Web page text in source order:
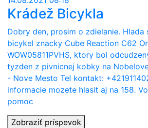
Krádež Bicykla
Dobry den, prosim o zdielanie. Hlada
bicykel znacky Cube Reaction C62
WOW05811PVHS, ktory bol
tyzden z pivnicnej kobky na
- Nove Mesto Tel kontakt:
informacie mozete hlasit aj na 158.
pomoc
Zobraziť príspevok